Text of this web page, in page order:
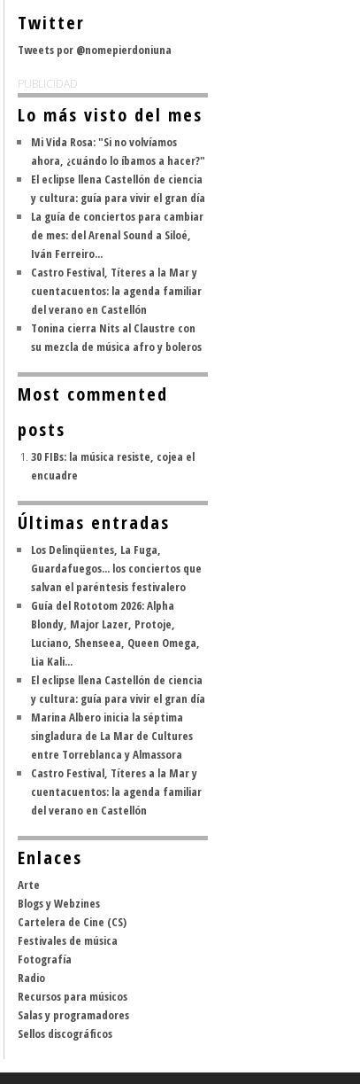
Twitter
Tweets por @nomepierdoniuna
PUBLICIDAD
Lo más visto del mes
Mi Vida Rosa: "Si no volvíamos
ahora, ¿cuándo lo íbamos a hacer?"
El eclipse llena Castellón de ciencia
y cultura: guía para vivir el gran día
La guía de conciertos para cambiar
de mes: del Arenal Sound a Siloé,
Iván Ferreiro...
Castro Festival, Títeres a la Mar y
cuentacuentos: la agenda familiar
del verano en Castellón
Tonina cierra Nits al Claustre con
su mezcla de música afro y boleros
Most commented
posts
30 FIBs: la música resiste, cojea el
encuadre
Últimas entradas
Los Delinqüentes, La Fuga,
Guardafuegos... los conciertos que
salvan el paréntesis festivalero
Guía del Rototom 2026: Alpha
Blondy, Major Lazer, Protoje,
Luciano, Shenseea, Queen Omega,
Lia Kali...
El eclipse llena Castellón de ciencia
y cultura: guía para vivir el gran día
Marina Albero inicia la séptima
singladura de La Mar de Cultures
entre Torreblanca y Almassora
Castro Festival, Títeres a la Mar y
cuentacuentos: la agenda familiar
del verano en Castellón
Enlaces
Arte
Blogs y Webzines
Cartelera de Cine (CS)
Festivales de música
Fotografía
Radio
Recursos para músicos
Salas y programadores
Sellos discográficos